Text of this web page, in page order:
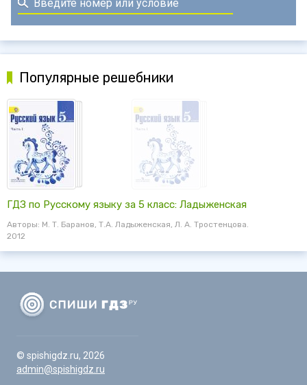
Популярные решебники
ГДЗ по Русскому языку за 5 класс: Ладыженская
Авторы: М. Т. Баранов, Т.А. Ладыженская, Л. А. Тростенцова.
2012
© spishigdz.ru, 2026
admin@spishigdz.ru